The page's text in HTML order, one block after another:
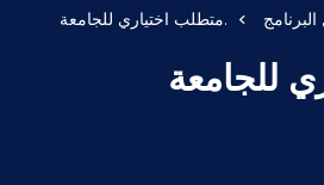
.متطلب اختياري للجامعة
للجامعة